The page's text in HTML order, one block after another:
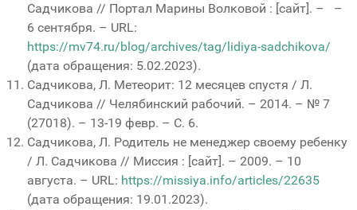
Садчикова // Портал Марины Волковой : [сайт]. – –
6 сентября. – URL:
https://mv74.ru/blog/archives/tag/lidiya-sadchikova/
(дата обращения: 5.02.2023).
Садчикова, Л. Метеорит: 12 месяцев спустя / Л.
Садчикова // Челябинский рабочий. – 2014. – № 7
(27018). – 13-19 февр. – С. 6.
Садчикова, Л. Родитель не менеджер своему ребенку
/ Л. Садчикова // Миссия : [сайт]. – 2009. – 10
августа. – URL: https://missiya.info/articles/22635
(дата обращения: 19.01.2023).